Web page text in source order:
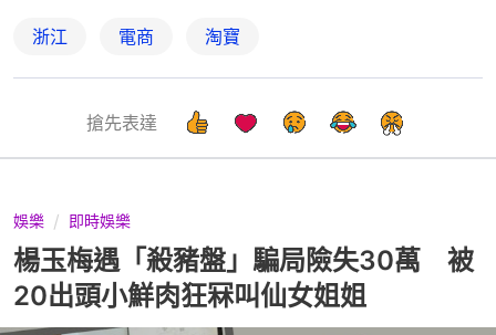
浙江 電商 淘寶
搶先表達
娛樂 即時娛樂
楊玉梅遇「殺豬盤」騙局險失30萬 被
20出頭小鮮肉狂冧叫仙女姐姐